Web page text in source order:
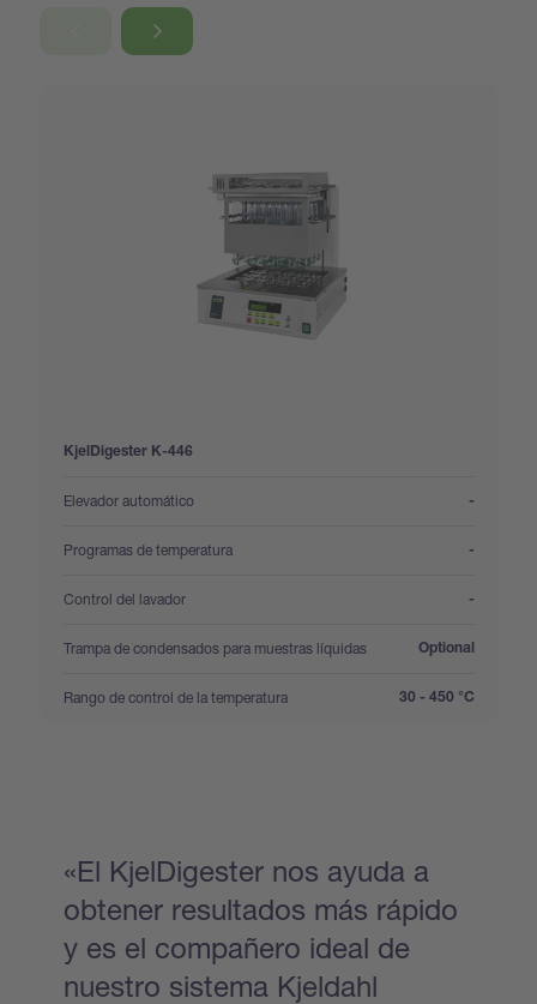
KjelDigester K-446
Elevador automático
: -
Programas de temperatura
: -
Control del lavador
: -
Trampa de condensados para muestras líquidas
: Optional
Rango de control de la temperatura
: 30 - 450 °C
«El KjelDigester nos ayuda a
obtener resultados más rápido
y es el compañero ideal de
nuestro sistema Kjeldahl